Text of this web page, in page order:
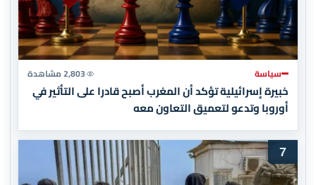
سياسة 2,803 مشاهدة
خبيرة إسرائيلية تؤكد أن المغرب أصبح قادرا على التأثير في
أوروبا وتدعو لتعميق التعاون معه
7